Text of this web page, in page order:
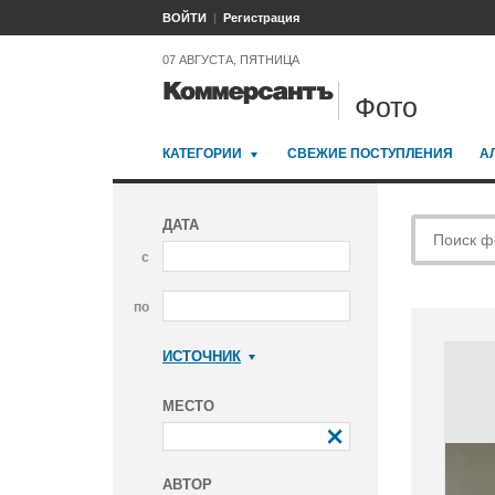
ВОЙТИ Регистрация
07 АВГУСТА, ПЯТНИЦА
Фото
КАТЕГОРИИ СВЕЖИЕ ПОСТУПЛЕНИЯ
ДАТА
с
по
ИСТОЧНИК
МЕСТО
АВТОР